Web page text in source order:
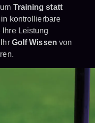
Training statt
kontrollierbare
Leistung
Golf Wissen von